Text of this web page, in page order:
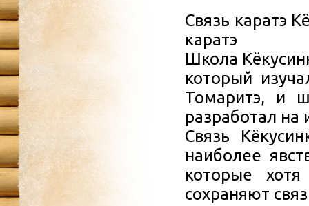
Связь каратэ
каратэ
Школа
который
Томаритэ, и
разработал на
Связь
наиболее
которые
сохраняют